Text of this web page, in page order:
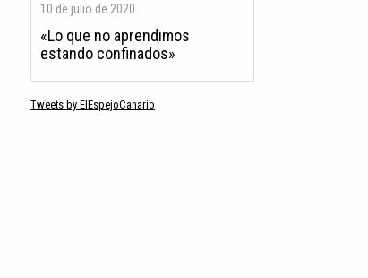
10 de julio de 2020
«Lo que no aprendimos
estando confinados»
Tweets by ElEspejoCanario